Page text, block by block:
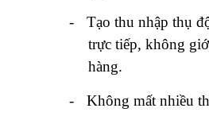
-
Tạo thu nhập thụ
trực tiếp, không
hàng.
- Không mất nhiều